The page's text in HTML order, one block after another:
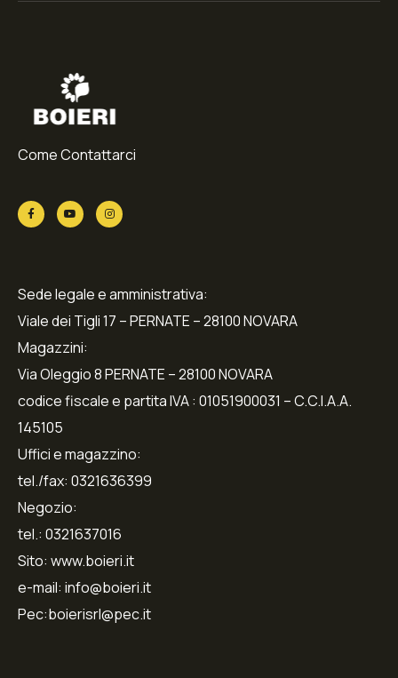
Come Contattarci
Sede legale e amministrativa:
Viale dei Tigli 17 – PERNATE – 28100 NOVARA
Magazzini:
Via Oleggio 8 PERNATE – 28100 NOVARA
codice fiscale e partita IVA : 01051900031 – C.C.I.A.A.
145105
Uffici e magazzino:
tel./fax: 0321636399
Negozio:
tel.: 0321637016
Sito: www.boieri.it
e-mail: info@boieri.it
Pec:boierisrl@pec.it